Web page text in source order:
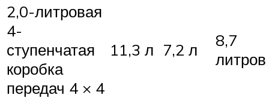
2,0-литровая
4-
ступенчатая
коробка
передач 4 × 4
11,3 л 7,2 л
8,7
литров